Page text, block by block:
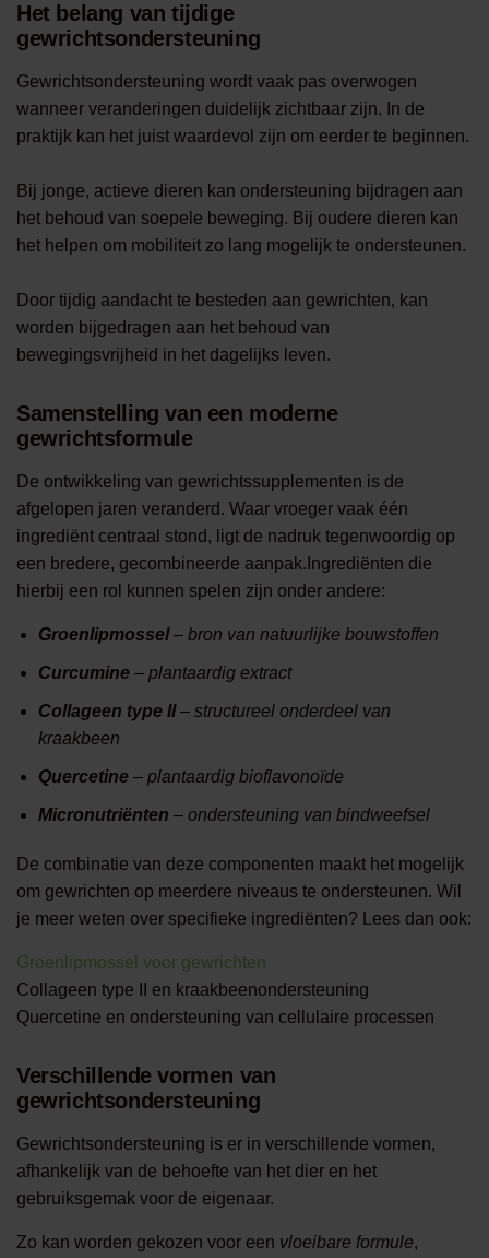
Het belang van tijdige
gewrichtsondersteuning
Gewrichtsondersteuning wordt vaak pas overwogen
wanneer veranderingen duidelijk zichtbaar zijn. In de
praktijk kan het juist waardevol zijn om eerder te beginnen.
Bij jonge, actieve dieren kan ondersteuning bijdragen aan
het behoud van soepele beweging. Bij oudere dieren kan
het helpen om mobiliteit zo lang mogelijk te ondersteunen.
Door tijdig aandacht te besteden aan gewrichten, kan
worden bijgedragen aan het behoud van
bewegingsvrijheid in het dagelijks leven.
Samenstelling van een moderne
gewrichtsformule
De ontwikkeling van gewrichtssupplementen is de
afgelopen jaren veranderd. Waar vroeger vaak één
ingrediënt centraal stond, ligt de nadruk tegenwoordig op
een bredere, gecombineerde aanpak.Ingrediënten die
hierbij een rol kunnen spelen zijn onder andere:
Groenlipmossel– bron van natuurlijke bouwstoffen
Curcumine – plantaardig extract
Collageen type II– structureel onderdeel van
kraakbeen
Quercetine – plantaardig bioflavonoïde
Micronutriënten – ondersteuning van bindweefsel
De combinatie van deze componenten maakt het mogelijk
om gewrichten op meerdere niveaus te ondersteunen. Wil
je meer weten over specifieke ingrediënten? Lees dan ook:
Groenlipmossel voor gewrichten
Collageen type II en kraakbeenondersteuning
Quercetine en ondersteuning van cellulaire processen
Verschillende vormen van
gewrichtsondersteuning
Gewrichtsondersteuning is er in verschillende vormen,
afhankelijk van de behoefte van het dier en het
gebruiksgemak voor de eigenaar.
Zo kan worden gekozen voor een vloeibare formule,